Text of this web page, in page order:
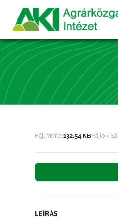
Fájlméret132.54 KBFájlok
LEÍRÁS